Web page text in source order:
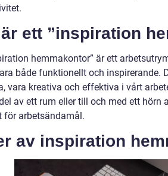
ett ”inspiration
hemmakontor” är ett
både funktionellt och inspirerande.
vara kreativa och effektiva i vårt
av ett rum eller till och med ett hörn
för arbetsändamål.
av inspiration